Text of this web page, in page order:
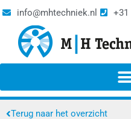
info@mhtechniek.nl +31
Terug naar het overzicht